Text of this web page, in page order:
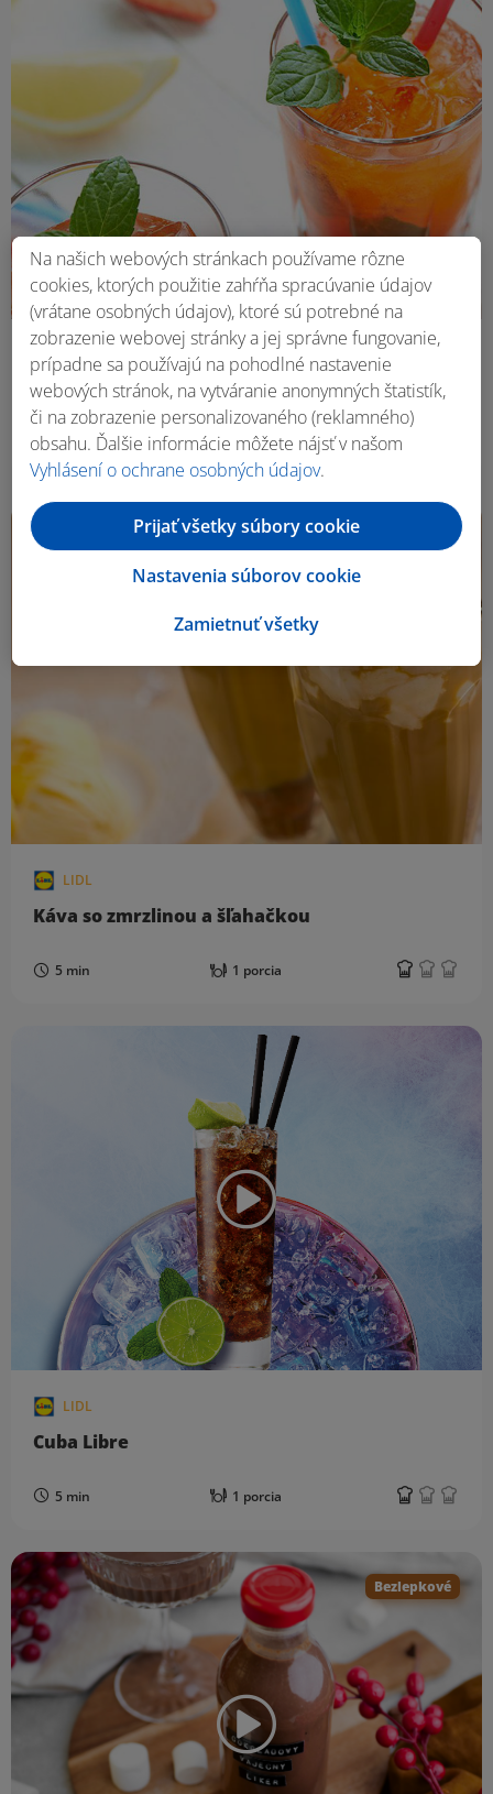
LIDL
Jahodovo-citrónová limonáda
20 min 6 porcií
LIDL
Káva so zmrzlinou a šľahačkou
5 min 1 porcia
LIDL
Cuba Libre
5 min 1 porcia
Bezlepkové
Na našich webových stránkach používame rôzne
cookies, ktorých použitie zahŕňa spracúvanie údajov
(vrátane osobných údajov), ktoré sú potrebné na
zobrazenie webovej stránky a jej správne fungovanie,
prípadne sa používajú na pohodlné nastavenie
webových stránok, na vytváranie anonymných štatistík,
či na zobrazenie personalizovaného (reklamného)
obsahu. Ďalšie informácie môžete nájsť v našom
Vyhlásení o ochrane osobných údajov.
Zamietnuť všetky
Nastavenia súborov cookie
Prijať všetky súbory cookie